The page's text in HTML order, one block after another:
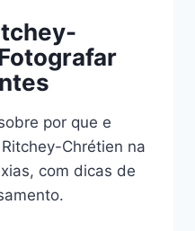
por que e
Chrétien na
com dicas de